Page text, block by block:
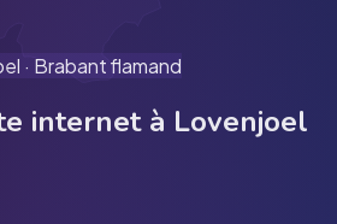
· Brabant flamand
internet à Lovenjoel